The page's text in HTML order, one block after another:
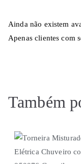
Ainda não existem
Apenas clientes com
Também